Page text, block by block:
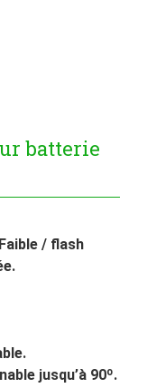
batterie
/ flash
jusqu’à 90º.